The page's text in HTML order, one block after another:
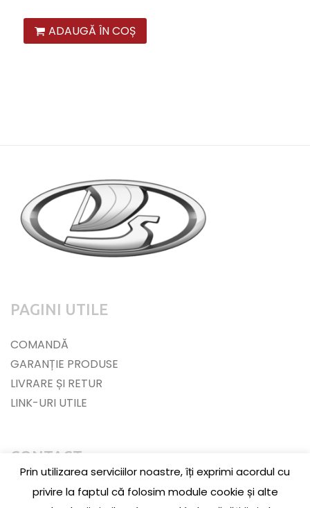
ADAUGĂ ÎN COȘ
PAGINI UTILE
COMANDĂ
GARANȚIE PRODUSE
LIVRARE ȘI RETUR
LINK-URI UTILE
CONTACT
Jud. Cluj, Loc. Baciu, Str. Jupiter, Nr. 3, La parter
Prin utilizarea serviciilor noastre, îți exprimi acordul cu
privire la faptul că folosim module cookie și alte